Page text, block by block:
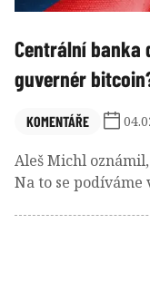
Centrální banka
guvernér
KOMENTÁŘE
Aleš Michl
Na to se